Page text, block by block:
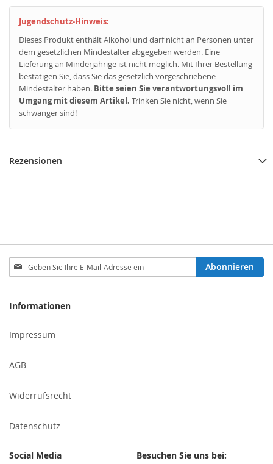
Jugendschutz-Hinweis:
Dieses Produkt enthält Alkohol und darf nicht an Personen unter
dem gesetzlichen Mindestalter abgegeben werden. Eine
Lieferung an Minderjährige ist nicht möglich. Mit Ihrer Bestellung
bestätigen Sie, dass Sie das gesetzlich vorgeschriebene
Mindestalter haben. Bitte seien Sie verantwortungsvoll im
Umgang mit diesem Artikel. Trinken Sie nicht, wenn Sie
schwanger sind!
Rezensionen
Melden
Sie
unseren
an:
Abonnieren
Informationen
Impressum
AGB
Widerrufsrecht
Datenschutz
Social Media Besuchen Sie uns bei: